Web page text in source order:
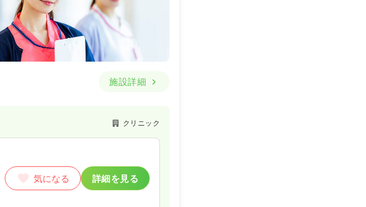
施設詳細
クリニック
気になる 詳細を見る